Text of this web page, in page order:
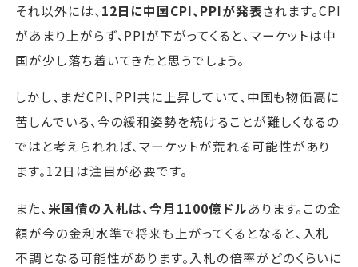
それ以外には、 12日に中国CPI、PPIが発表されます。CPI
があまり上がらず、PPIが下がってくると、マーケットは中
国が少し落ち着いてきたと思うでしょう。
しかし、まだCPI、PPI共に上昇していて、中国も物価高に
苦しんでいる、今の緩和姿勢を続けることが難しくなるの
ではと考えられれば、マーケットが荒れる可能性があり
ます。12日は注目が必要です。
また、 米国債の入札は、今月1100億ドルあります。この金
額が今の金利水準で将来も上がってくるとなると、入札
不調となる可能性があります。入札の倍率がどのくらいに